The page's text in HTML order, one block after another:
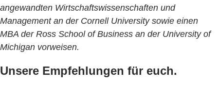
angewandten Wirtschaftswissenschaften und
Management an der Cornell University sowie einen
MBA der Ross School of Business an der University of
Michigan vorweisen.
Unsere Empfehlungen für euch.